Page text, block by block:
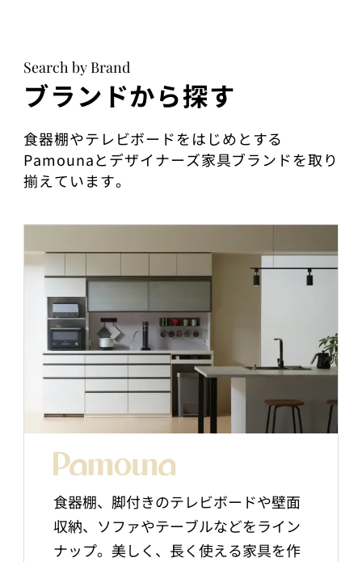
Search by Brand
ブランドから探す
食器棚やテレビボードをはじめとする
Pamounaとデザイナーズ家具ブランドを取り
揃えています。
食器棚、脚付きのテレビボードや壁面
収納、ソファやテーブルなどをライン
ナップ。美しく、長く使える家具を作